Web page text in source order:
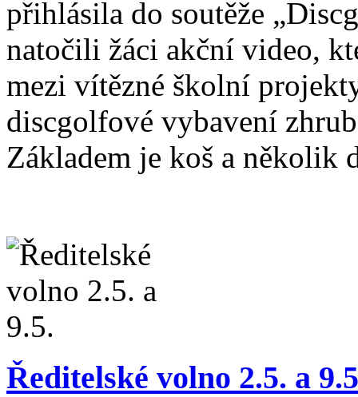
přihlásila do soutěže
natočili žáci akční video,
mezi vítězné školní
discgolfové vybavení
Základem je koš a několik
Ředitelské volno 2.5. a